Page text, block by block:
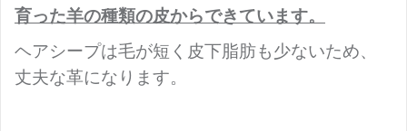
育った羊の種類の皮からできています。
ヘアシープは毛が短く皮下脂肪も少ないため、
丈夫な革になります。